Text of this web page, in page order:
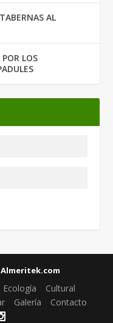
AL
LOS
Almeritek.com
Ecología
Cultural
Galería Contacto